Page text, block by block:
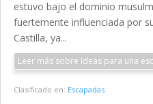
estuvo bajo el dominio
fuertemente influenciada por
Castilla, ya...
Leer más sobre Ideas para una
Clasificado en: Escapadas